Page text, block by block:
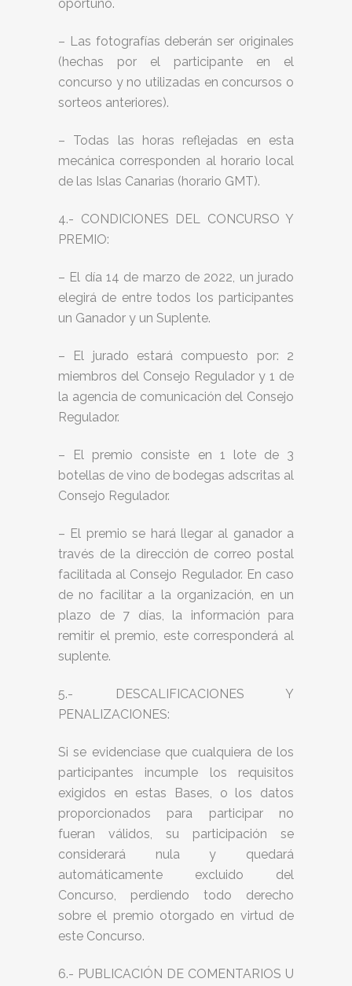
oportuno.
– Las fotografías deberán ser originales
(hechas por el participante en el
concurso y no utilizadas en concursos o
sorteos anteriores).
– Todas las horas reflejadas en esta
mecánica corresponden al horario local
de las Islas Canarias (horario GMT).
4.- CONDICIONES DEL CONCURSO Y
PREMIO:
– El día 14 de marzo de 2022, un jurado
elegirá de entre todos los participantes
un Ganador y un Suplente.
– El jurado estará compuesto por: 2
miembros del Consejo Regulador y 1 de
la agencia de comunicación del Consejo
Regulador.
– El premio consiste en 1 lote de 3
botellas de vino de bodegas adscritas al
Consejo Regulador.
– El premio se hará llegar al ganador a
través de la dirección de correo postal
facilitada al Consejo Regulador. En caso
de no facilitar a la organización, en un
plazo de 7 días, la información para
remitir el premio, este corresponderá al
suplente.
5.- DESCALIFICACIONES Y
PENALIZACIONES:
Si se evidenciase que cualquiera de los
participantes incumple los requisitos
exigidos en estas Bases, o los datos
proporcionados para participar no
fueran válidos, su participación se
considerará nula y quedará
automáticamente excluido del
Concurso, perdiendo todo derecho
sobre el premio otorgado en virtud de
este Concurso.
6.- PUBLICACIÓN DE COMENTARIOS U